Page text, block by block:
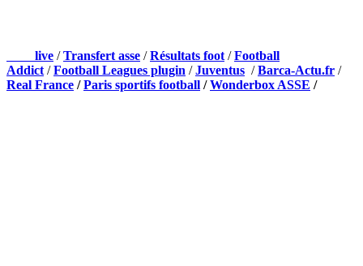
live /Transfert asse /Résultats foot /Football
Addict /Football Leagues plugin /Juventus /Barca-Actu.fr /
Real France /Paris sportifs football /Wonderbox ASSE /